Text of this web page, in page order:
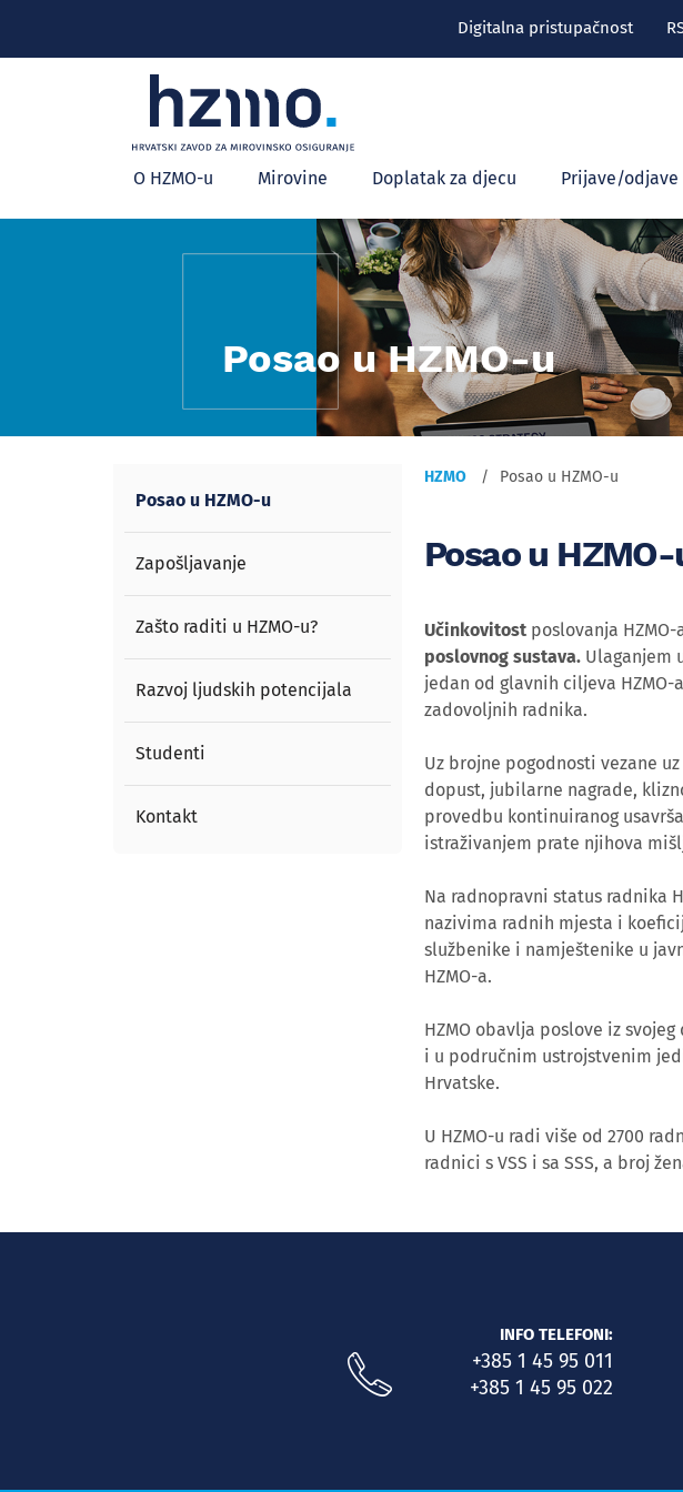
Digitalna pristupačnost
Glavni
izbornik
O HZMO-u Mirovine Doplatak za djecu Prijave/odjave
Posao u HZMO-u
Posao u HZMO-u
Zapošljavanje
Zašto raditi u HZMO-u?
Razvoj ljudskih potencijala
Studenti
Kontakt
HZMO Posao u HZMO-u
Posao u HZMO-
Učinkovitost poslovanja
poslovnog sustava. Ulaganjem
jedan od glavnih ciljeva
zadovoljnih radnika.
Uz brojne pogodnosti vezane
dopust, jubilarne nagrade,
provedbu kontinuiranog
istraživanjem prate njihova
Na radnopravni status radnika
nazivima radnih mjesta i
službenike i namještenike u
HZMO-a.
HZMO obavlja poslove iz
i u područnim ustrojstvenim
Hrvatske.
U HZMO-u radi više od 2700
radnici s VSS i sa SSS, a broj
INFO TELEFONI:
+385 1 45 95 011
+385 1 45 95 022